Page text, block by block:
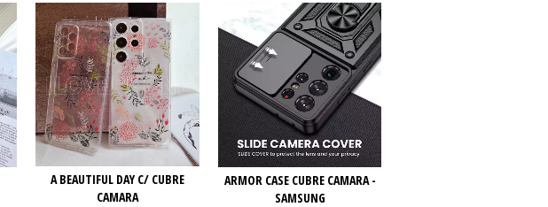
A BEAUTIFUL DAY C/ CUBRE
CAMARA
ARMOR CASE CUBRE CAMARA -
SAMSUNG